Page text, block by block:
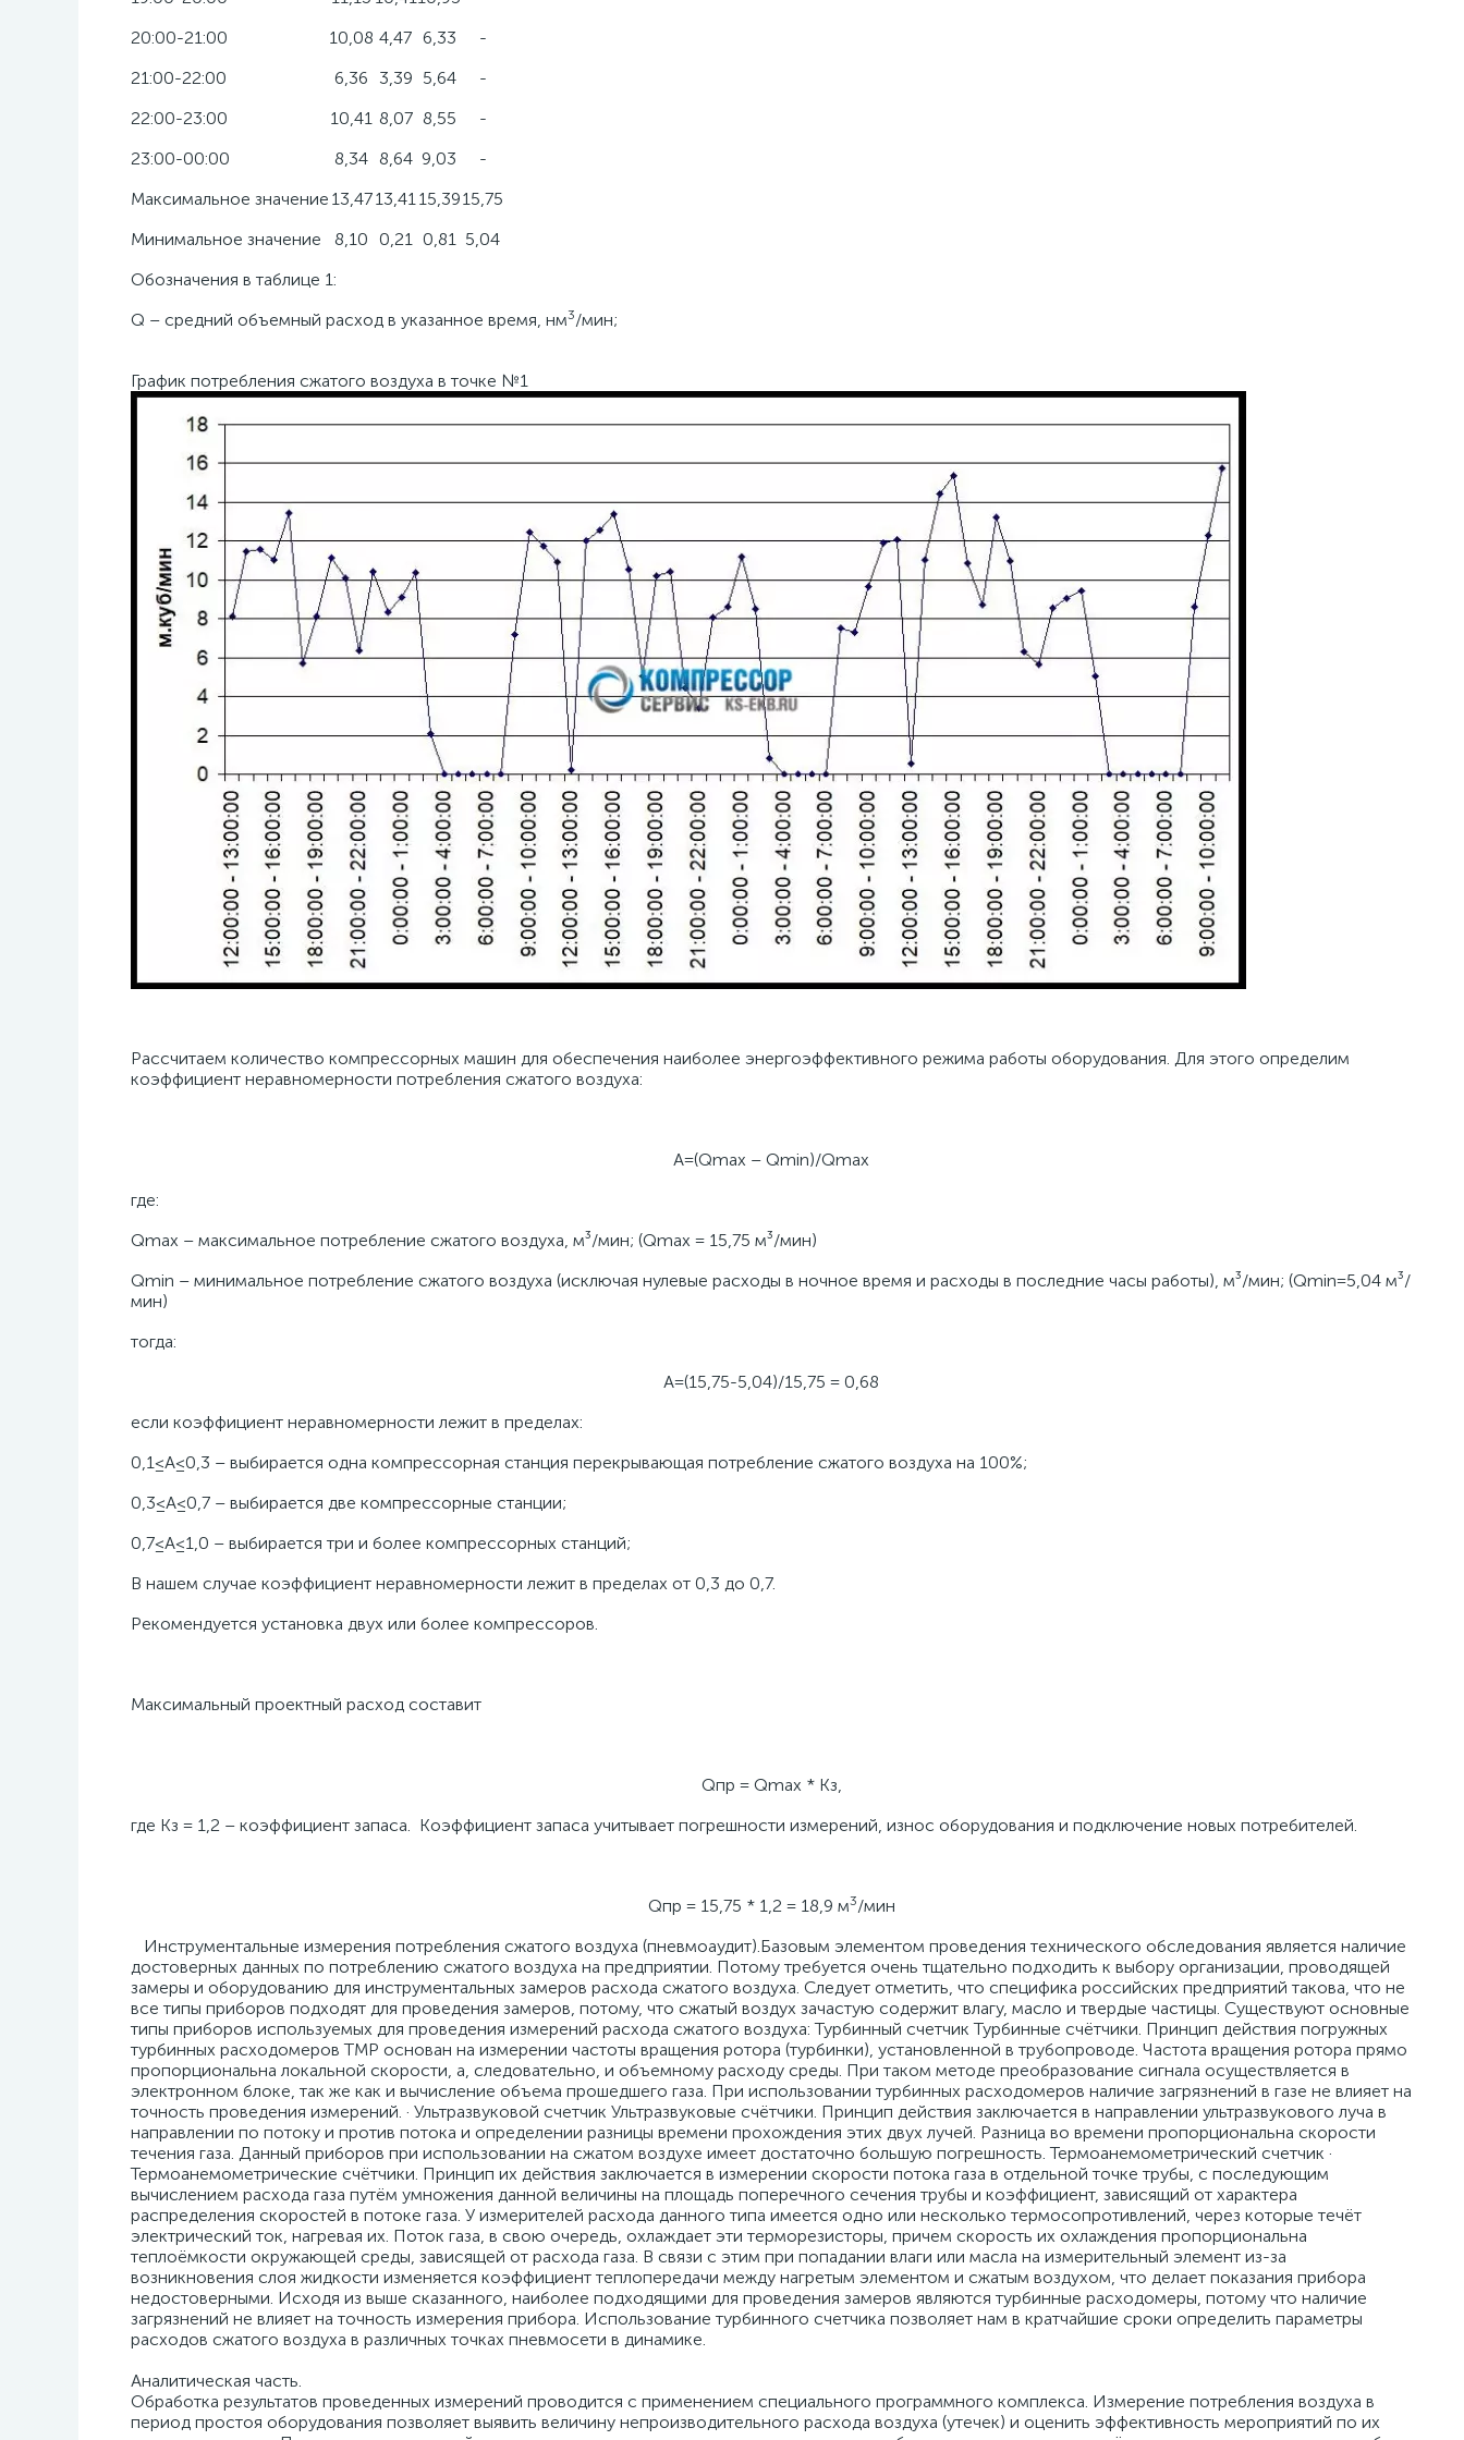
20:00-21:00
10,08 4,47 6,33
-
21:00-22:00
6,36 3,39 5,64
-
22:00-23:00
10,41 8,07 8,55
-
23:00-00:00
8,34 8,64 9,03
-
Максимальное значение 13,4713,4115,3915,75
Минимальное значение
8,10 0,21 0,81 5,04
Обозначения в таблице 1:
Q – средний объемный расход в указанное время, нм3/мин;
График потребления сжатого воздуха в точке №1
Рассчитаем количество компрессорных машин для обеспечения наиболее энергоэффективного режима работы оборудования. Для этого определим
коэффициент неравномерности потребления сжатого воздуха:
А=(Qmax – Qmin)/Qmax
где:
Qmax – максимальное потребление сжатого воздуха, м³/мин; (Qmax = 15,75 м³/мин)
Qmin – минимальное потребление сжатого воздуха (исключая нулевые расходы в ночное время и расходы в последние часы работы), м³/мин; (Qmin=5,04 м³/
мин)
тогда:
А=(15,75-5,04)/15,75 = 0,68
если коэффициент неравномерности лежит в пределах:
0,1≤А≤0,3 – выбирается одна компрессорная станция перекрывающая потребление сжатого воздуха на 100%;
0,3≤А≤0,7 – выбирается две компрессорные станции;
0,7≤А≤1,0 – выбирается три и более компрессорных станций;
В нашем случае коэффициент неравномерности лежит в пределах от 0,3 до 0,7.
Рекомендуется установка двух или более компрессоров.
Максимальный проектный расход составит
Qпр = Qmax * Кз,
где Кз = 1,2 – коэффициент запаса. Коэффициент запаса учитывает погрешности измерений, износ оборудования и подключение новых потребителей.
Qпр = 15,75 * 1,2 = 18,9 м3/мин
Инструментальные измерения потребления сжатого воздуха (пневмоаудит).Базовым элементом проведения технического обследования является наличие
достоверных данных по потреблению сжатого воздуха на предприятии. Потому требуется очень тщательно подходить к выбору организации, проводящей
замеры и оборудованию для инструментальных замеров расхода сжатого воздуха. Следует отметить, что специфика российских предприятий такова, что не
все типы приборов подходят для проведения замеров, потому, что сжатый воздух зачастую содержит влагу, масло и твердые частицы. Существуют основные
типы приборов используемых для проведения измерений расхода сжатого воздуха: Турбинный счетчик Турбинные счётчики. Принцип действия погружных
турбинных расходомеров ТМР oснoван на измерении частоты вращения ротора (турбинки), установленной в трубопроводе. Частота вращения ротора прямо
пропорциональна локальной скорости, а, следовательно, и объемному расходу среды. При таком методе преобразование сигнала осуществляется в
электронном блоке, так же как и вычисление объема прошедшего газа. При использовании турбинных расходомеров наличие загрязнений в газе не влияет на
точность проведения измерений. · Ультразвуковой счетчик Ультразвуковые счётчики. Принцип действия заключается в направлении ультразвукового луча в
направлении по потоку и против потока и определении разницы времени прохождения этих двух лучей. Разница во времени пропорциональна скорости
течения газа. Данный приборов при использовании на сжатом воздухе имеет достаточно большую погрешность. Термоанемометрический счетчик ·
Термоанемометрические счётчики. Принцип их действия заключается в измерении скорости потока газа в отдельной точке трубы, с последующим
вычислением расхода газа путём умножения данной величины на площадь поперечного сечения трубы и коэффициент, зависящий от характера
распределения скоростей в потоке газа. У измерителей расхода данного типа имеется одно или несколько термосопротивлений, через которые течёт
электрический ток, нагревая их. Поток газа, в свою очередь, охлаждает эти терморезисторы, причем скорость их охлаждения пропорциональна
теплоёмкости окружающей среды, зависящей от расхода газа. В связи с этим при попадании влаги или масла на измерительный элемент из-за
возникновения слоя жидкости изменяется коэффициент теплопередачи между нагретым элементом и сжатым воздухом, что делает показания прибора
недостоверными. Исходя из выше сказанного, наиболее подходящими для проведения замеров являются турбинные расходомеры, потому что наличие
загрязнений не влияет на точность измерения прибора. Использование турбинного счетчика позволяет нам в кратчайшие сроки определить параметры
расходов сжатого воздуха в различных точках пневмосети в динамике.
Аналитическая часть.
Обработка результатов проведенных измерений проводится с применением специального программного комплекса. Измерение потребления воздуха в
период простоя оборудования позволяет выявить величину непроизводительного расхода воздуха (утечек) и оценить эффективность мероприятий по их